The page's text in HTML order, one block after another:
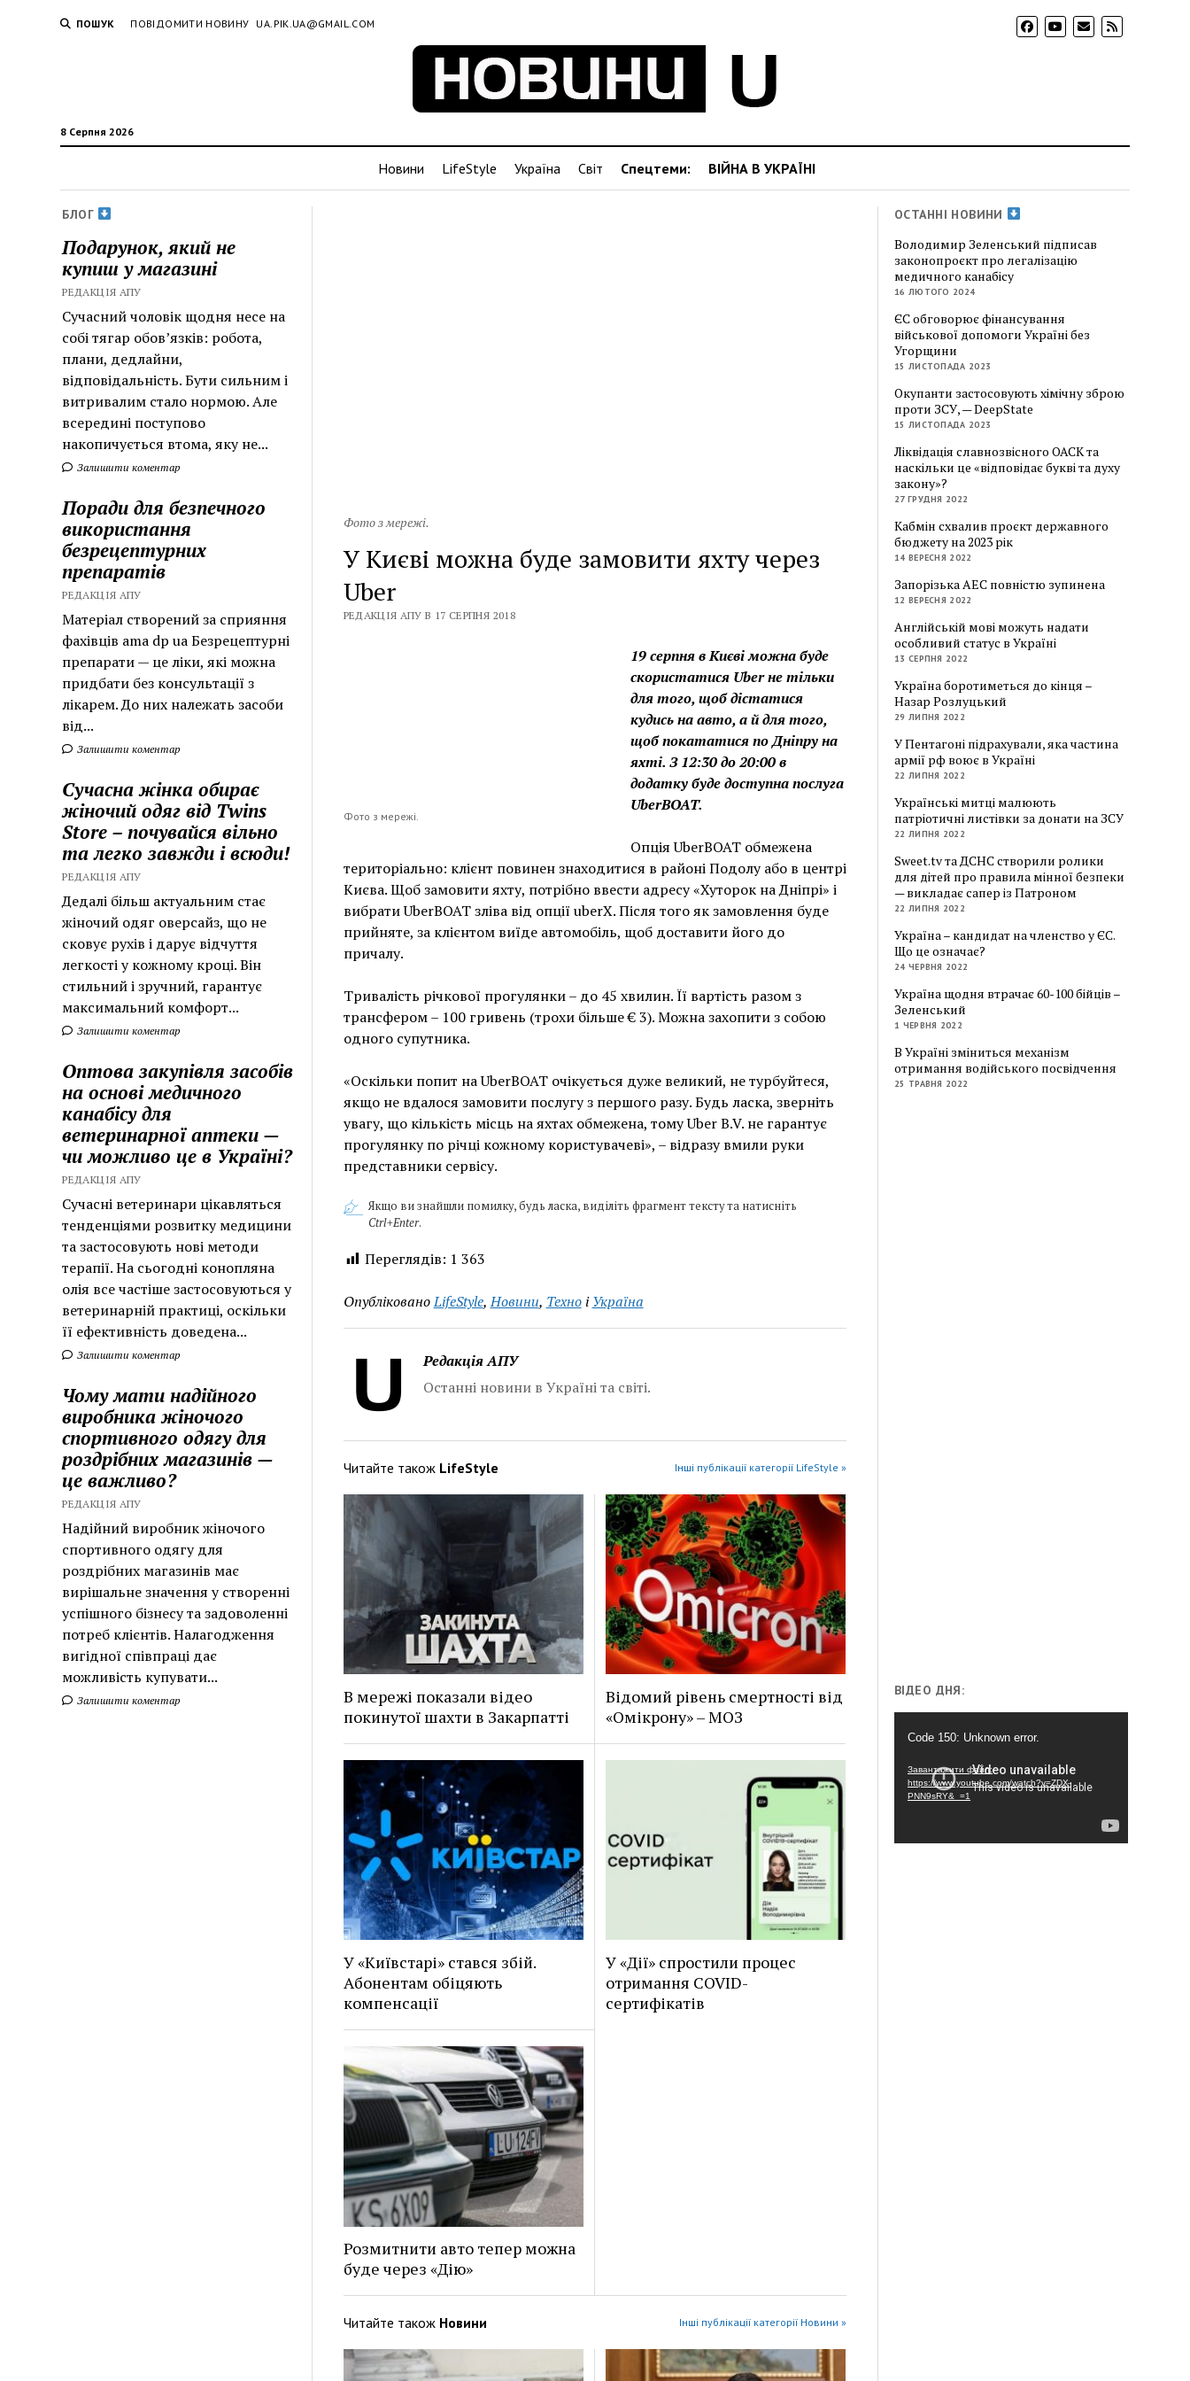
ПОШУК ПОВІДОМИТИ НОВИНУ UA.PIK.UA@GMAIL.COM
8 Серпня 2026
Новини LifeStyle Україна Світ Спецтеми: ВІЙНА В УКРАЇНІ
БЛОГ
Подарунок, який не
купиш у магазині
РЕДАКЦІЯ АПУ
Сучасний чоловік щодня несе на
собі тягар обов’язків: робота,
плани, дедлайни,
відповідальність. Бути сильним і
витривалим стало нормою. Але
всередині поступово
накопичується втома, яку не...
Залишити коментар
Поради для безпечного
використання
безрецептурних
препаратів
РЕДАКЦІЯ АПУ
Матеріал створений за сприяння
фахівців ama dp ua Безрецептурні
препарати — це ліки, які можна
придбати без консультації з
лікарем. До них належать засоби
від...
Залишити коментар
Сучасна жінка обирає
жіночий одяг від Twins
Store – почувайся вільно
та легко завжди і всюди!
РЕДАКЦІЯ АПУ
Дедалі більш актуальним стає
жіночий одяг оверсайз, що не
сковує рухів і дарує відчуття
легкості у кожному кроці. Він
стильний і зручний, гарантує
максимальний комфорт...
Залишити коментар
Оптова закупівля засобів
на основі медичного
канабісу для
ветеринарної аптеки —
чи можливо це в Україні?
РЕДАКЦІЯ АПУ
Сучасні ветеринари цікавляться
тенденціями розвитку медицини
та застосовують нові методи
терапії. На сьогодні конопляна
олія все частіше застосовуються у
ветеринарній практиці, оскільки
її ефективність доведена...
Залишити коментар
Чому мати надійного
виробника жіночого
спортивного одягу для
роздрібних магазинів —
це важливо?
РЕДАКЦІЯ АПУ
Надійний виробник жіночого
спортивного одягу для
роздрібних магазинів має
вирішальне значення у створенні
успішного бізнесу та задоволенні
потреб клієнтів. Налагодження
вигідної співпраці дає
можливість купувати...
Залишити коментар
Фото з мережі.
У Києві можна буде замовити яхту через
Uber
РЕДАКЦІЯ АПУ В 17 СЕРПНЯ 2018
Фото з мережі.
19 серпня в Києві можна буде
скористатися Uber не тільки
для того, щоб дістатися
кудись на авто, а й для того,
щоб покататися по Дніпру на
яхті. З 12:30 до 20:00 в
додатку буде доступна послуга
UberBOAT.
Опція UberBOAT обмежена
територіально: клієнт повинен знаходитися в районі Подолу або в центрі
Києва. Щоб замовити яхту, потрібно ввести адресу «Хуторок на Дніпрі» і
вибрати UberBOAT зліва від опції uberX. Після того як замовлення буде
прийняте, за клієнтом виїде автомобіль, щоб доставити його до
причалу.
Тривалість річкової прогулянки – до 45 хвилин. Її вартість разом з
трансфером – 100 гривень (трохи більше € 3). Можна захопити з собою
одного супутника.
«Оскільки попит на UberBOAT очікується дуже великий, не турбуйтеся,
якщо не вдалося замовити послугу з першого разу. Будь ласка, зверніть
увагу, що кількість місць на яхтах обмежена, тому Uber B.V. не гарантує
прогулянку по річці кожному користувачеві», – відразу вмили руки
представники сервісу.
Якщо ви знайшли помилку, будь ласка, виділіть фрагмент тексту та натисніть
Ctrl+Enter.
Переглядів: 1 363
ОпублікованоLifeStyle,Новини, ТехноіУкраїна
Редакція АПУ
Останні новини в Україні та світі.
Читайте також LifeStyle Інші публікації категорії LifeStyle »
В мережі показали відео
покинутої шахти в Закарпатті
Відомий рівень смертності від
«Омікрону» – МОЗ
У «Київстарі» стався збій.
Абонентам обіцяють
компенсації
У «Дії» спростили процес
отримання COVID-
сертифікатів
Розмитнити авто тепер можна
буде через «Дію»
Читайте також Новини Інші публікації категорії Новини »
ОСТАННІ НОВИНИ
Володимир Зеленський підписав
законопроєкт про легалізацію
медичного канабісу
16 ЛЮТОГО 2024
ЄС обговорює фінансування
військової допомоги Україні без
Угорщини
15 ЛИСТОПАДА 2023
Окупанти застосовують хімічну зброю
проти ЗСУ, — DeepState
15 ЛИСТОПАДА 2023
Ліквідація славнозвісного ОАСК та
наскільки це «відповідає букві та духу
закону»?
27 ГРУДНЯ 2022
Кабмін схвалив проєкт державного
бюджету на 2023 рік
14 ВЕРЕСНЯ 2022
Запорізька АЕС повністю зупинена
12 ВЕРЕСНЯ 2022
Англійській мові можуть надати
особливий статус в Україні
13 СЕРПНЯ 2022
Україна боротиметься до кінця –
Назар Розлуцький
29 ЛИПНЯ 2022
У Пентагоні підрахували, яка частина
армії рф воює в Україні
22 ЛИПНЯ 2022
Українські митці малюють
патріотичні листівки за донати на ЗСУ
22 ЛИПНЯ 2022
Sweet.tv та ДСНС створили ролики
для дітей про правила мінної безпеки
— викладає сапер із Патроном
22 ЛИПНЯ 2022
Україна – кандидат на членство у ЄС.
Що це означає?
24 ЧЕРВНЯ 2022
Україна щодня втрачає 60-100 бійців –
Зеленський
1 ЧЕРВНЯ 2022
В Україні зміниться механізм
отримання водійського посвідчення
25 ТРАВНЯ 2022
ВІДЕО ДНЯ:
Code 150: Unknown error.
Завантажити файл:
https://www.youtube.com/watch?v=ZDX-
PNN9sRY&_=1